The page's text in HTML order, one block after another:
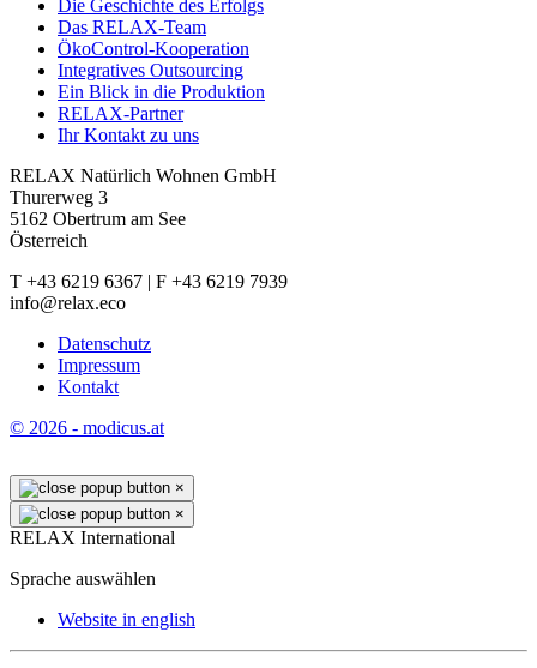
Die Geschichte des Erfolgs
Das RELAX-Team
ÖkoControl-Kooperation
Integratives Outsourcing
Ein Blick in die Produktion
RELAX-Partner
Ihr Kontakt zu uns
RELAX Natürlich Wohnen GmbH
Thurerweg 3
5162 Obertrum am See
Österreich
T +43 6219 6367 | F +43 6219 7939
info@relax.eco
Datenschutz
Impressum
Kontakt
© 2026 - modicus.at
×
×
RELAX International
Sprache auswählen
Website in english